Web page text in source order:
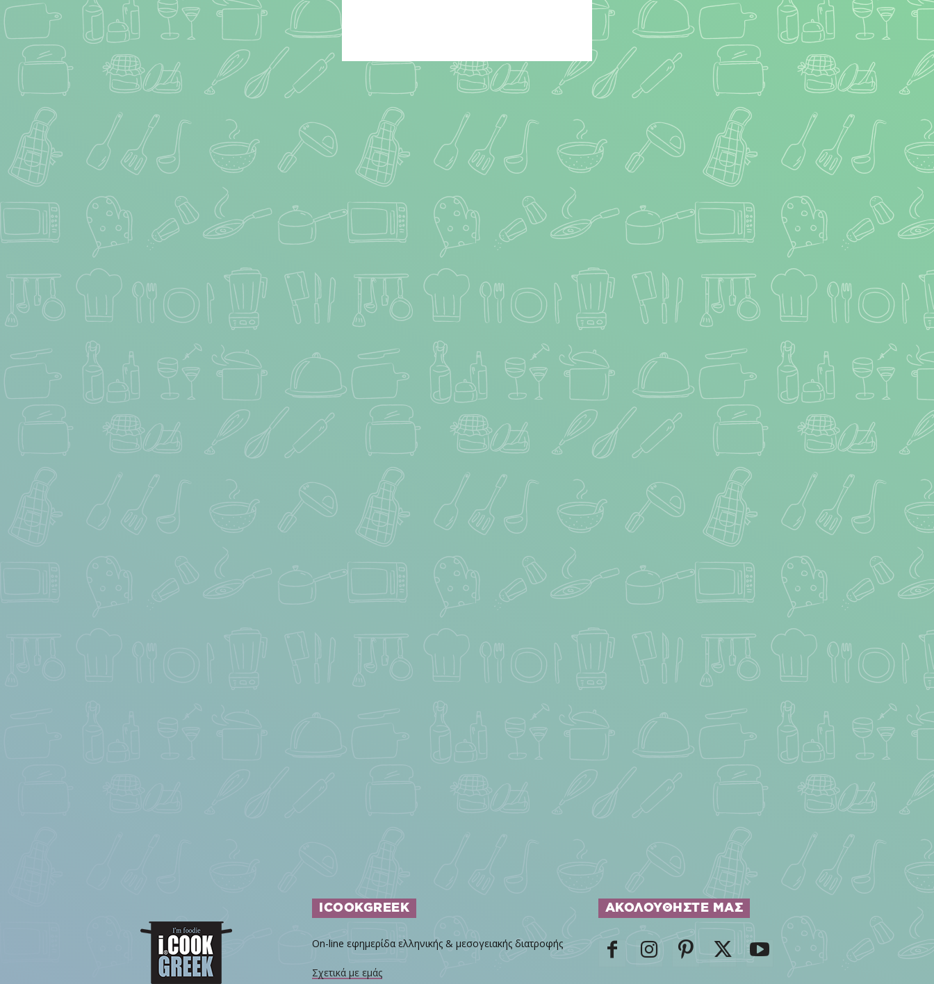
ICOOKGREEK
On-line εφημερίδα ελληνικής & μεσογειακής διατροφής
Σχετικά με εμάς
ΑΚΟΛΟΥΘΗΣΤΕ ΜΑΣ